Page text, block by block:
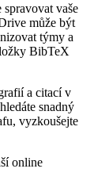
vaše
může být
týmy a
BibTeX
a citací v
snadný
vyzkoušejte
online